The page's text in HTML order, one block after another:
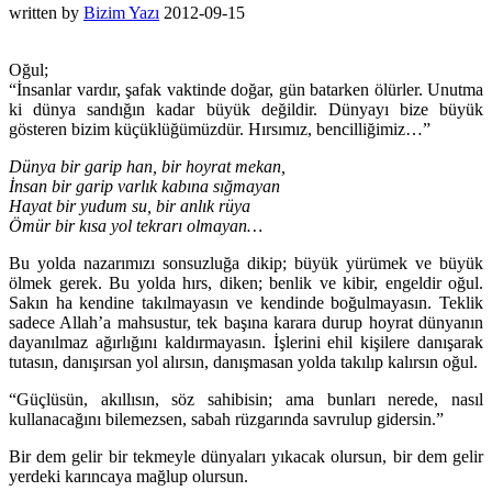
written by Bizim Yazı 2012-09-15
Oğul;
“İnsanlar vardır, şafak vaktinde doğar, gün batarken ölürler. Unutma
ki dünya sandığın kadar büyük değildir. Dünyayı bize büyük
gösteren bizim küçüklüğümüzdür. Hırsımız, bencilliğimiz…”
Dünya bir garip han, bir hoyrat mekan,
İnsan bir garip varlık kabına sığmayan
Hayat bir yudum su, bir anlık rüya
Ömür bir kısa yol tekrarı olmayan…
Bu yolda nazarımızı sonsuzluğa dikip; büyük yürümek ve büyük
ölmek gerek. Bu yolda hırs, diken; benlik ve kibir, engeldir oğul.
Sakın ha kendine takılmayasın ve kendinde boğulmayasın. Teklik
sadece Allah’a mahsustur, tek başına karara durup hoyrat dünyanın
dayanılmaz ağırlığını kaldırmayasın. İşlerini ehil kişilere danışarak
tutasın, danışırsan yol alırsın, danışmasan yolda takılıp kalırsın oğul.
“Güçlüsün, akıllısın, söz sahibisin; ama bunları nerede, nasıl
kullanacağını bilemezsen, sabah rüzgarında savrulup gidersin.”
Bir dem gelir bir tekmeyle dünyaları yıkacak olursun, bir dem gelir
yerdeki karıncaya mağlup olursun.